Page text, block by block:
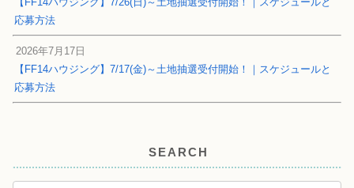
応募方法
2026年7月17日
【FF14ハウジング】7/17(金)～土地抽選受付開始！｜スケジュールと
応募方法
SEARCH